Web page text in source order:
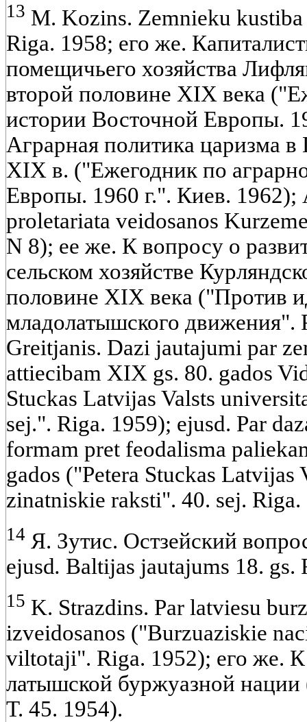
13 M. Kozins. Zemnieku
Riga. 1958; его же.
помещичьего хозяйства
второй половине XIX века
истории Восточной Европы.
Аграрная политика царизма в
XIX в. ("Ежегодник по
Европы. 1960 г.". Киев. 1962);
proletariata veidosanos
N 8); ее же. К вопросу о
сельском хозяйстве
половине XIX века ("Против
младолатышского движения".
Greitjanis. Dazi jautajumi par
attiecibam XIX gs. 80. gados
Stuckas Latvijas Valsts
sej.". Riga. 1959); ejusd. Par
formam pret feodalisma
gados ("Petera Stuckas Latvijas
zinatniskie raksti". 40. sej. Riga.
14 Я. Зутис. Остзейский
ejusd. Baltijas jautajums 18. gs.
15 K. Strazdins. Par latviesu
izveidosanos ("Burzuaziskie
viltotaji". Riga. 1952); его же.
латышской буржуазной
Т. 45. 1954).